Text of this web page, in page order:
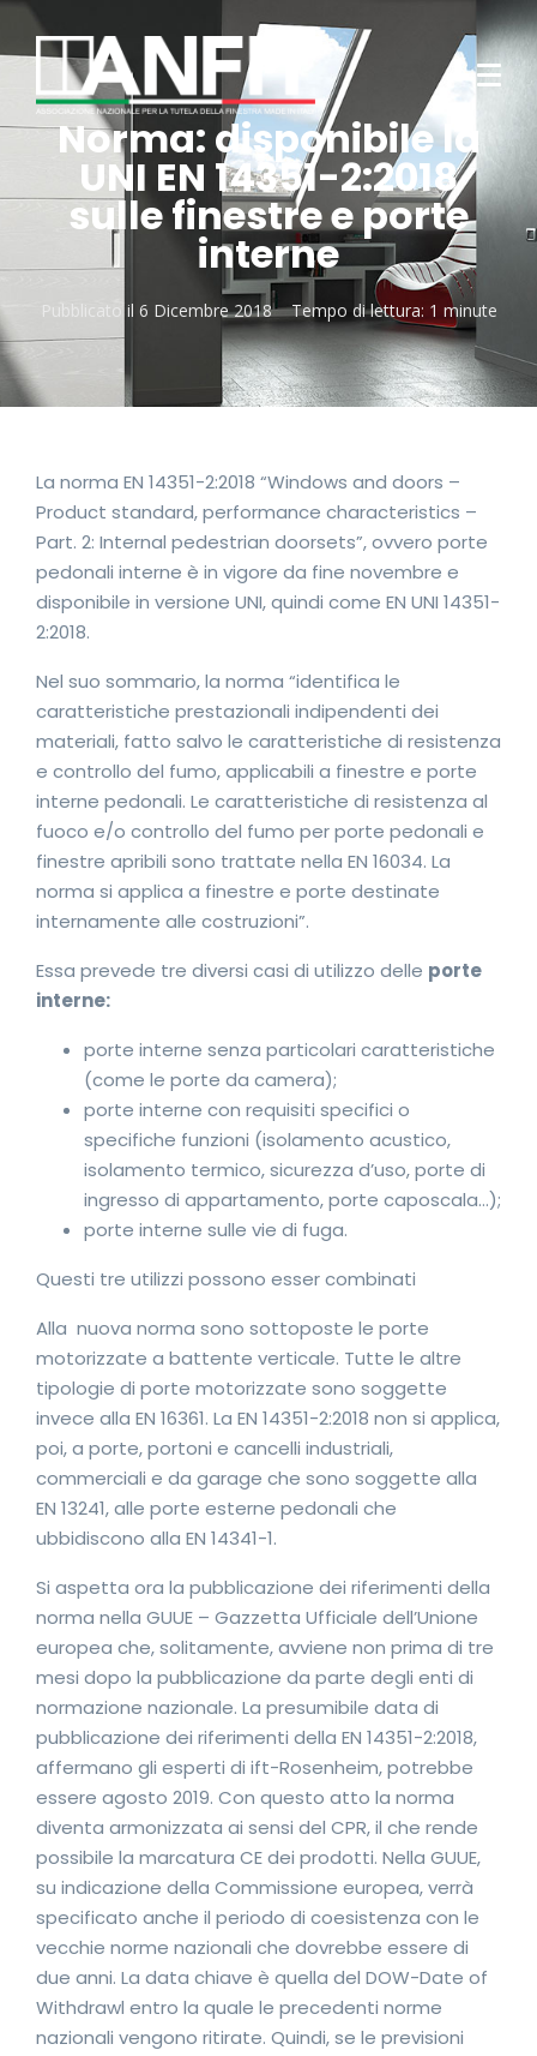
Norma: disponibile la
UNI EN 14351-2:2018
sulle finestre e porte
interne
Pubblicato il 6 Dicembre 2018 Tempo di lettura: 1 minute
La norma EN 14351-2:2018 “Windows and doors –
Product standard, performance characteristics –
Part. 2: Internal pedestrian doorsets”, ovvero porte
pedonali interne è in vigore da fine novembre e
disponibile in versione UNI, quindi come EN UNI 14351-
2:2018.
Nel suo sommario, la norma “identifica le
caratteristiche prestazionali indipendenti dei
materiali, fatto salvo le caratteristiche di resistenza
e controllo del fumo, applicabili a finestre e porte
interne pedonali. Le caratteristiche di resistenza al
fuoco e/o controllo del fumo per porte pedonali e
finestre apribili sono trattate nella EN 16034. La
norma si applica a finestre e porte destinate
internamente alle costruzioni”.
Essa prevede tre diversi casi di utilizzo delle porte
interne:
porte interne senza particolari caratteristiche
(come le porte da camera);
porte interne con requisiti specifici o
specifiche funzioni (isolamento acustico,
isolamento termico, sicurezza d’uso, porte di
ingresso di appartamento, porte caposcala…);
porte interne sulle vie di fuga.
Questi tre utilizzi possono esser combinati
Alla nuova norma sono sottoposte le porte
motorizzate a battente verticale. Tutte le altre
tipologie di porte motorizzate sono soggette
invece alla EN 16361. La EN 14351-2:2018 non si applica,
poi, a porte, portoni e cancelli industriali,
commerciali e da garage che sono soggette alla
EN 13241, alle porte esterne pedonali che
ubbidiscono alla EN 14341-1.
Si aspetta ora la pubblicazione dei riferimenti della
norma nella GUUE – Gazzetta Ufficiale dell’Unione
europea che, solitamente, avviene non prima di tre
mesi dopo la pubblicazione da parte degli enti di
normazione nazionale. La presumibile data di
pubblicazione dei riferimenti della EN 14351-2:2018,
affermano gli esperti di ift-Rosenheim, potrebbe
essere agosto 2019. Con questo atto la norma
diventa armonizzata ai sensi del CPR, il che rende
possibile la marcatura CE dei prodotti. Nella GUUE,
su indicazione della Commissione europea, verrà
specificato anche il periodo di coesistenza con le
vecchie norme nazionali che dovrebbe essere di
due anni. La data chiave è quella del DOW-Date of
Withdrawl entro la quale le precedenti norme
nazionali vengono ritirate. Quindi, se le previsioni